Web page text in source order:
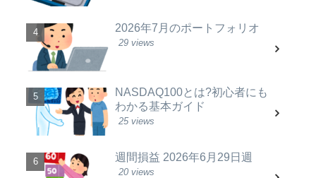
2026年7月のポートフォリオ
29 views
NASDAQ100とは?初心者にも
わかる基本ガイド
25 views
週間損益 2026年6月29日週
20 views